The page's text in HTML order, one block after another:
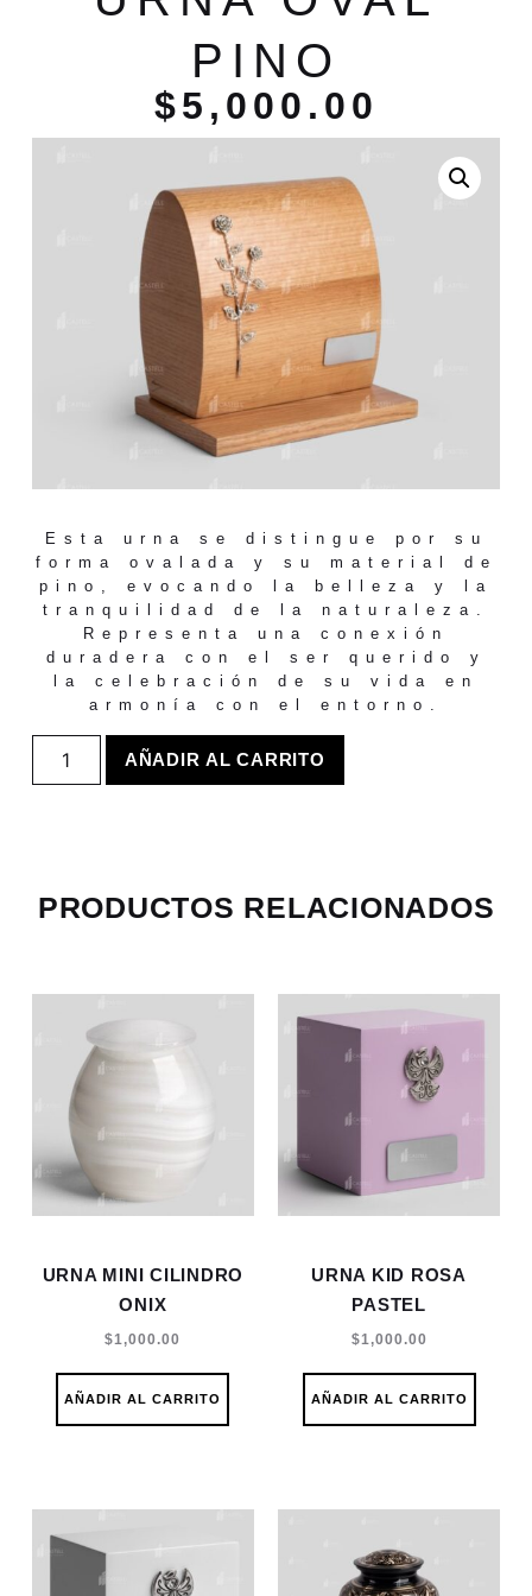
PINO
$5,000.00
Esta urna se distingue por su
forma ovalada y su material de
pino, evocando la belleza y la
tranquilidad de la naturaleza.
Representa una conexión
duradera con el ser querido y
la celebración de su vida en
armonía con el entorno.
AÑADIR AL CARRITO
PRODUCTOS RELACIONADOS
URNA MINI CILINDRO
ONIX
$1,000.00
AÑADIR AL CARRITO
URNA KID ROSA
PASTEL
$1,000.00
AÑADIR AL CARRITO